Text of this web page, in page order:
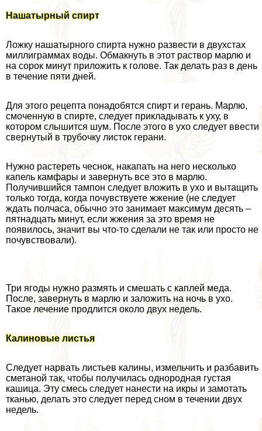
Нашатырный спирт
Ложку нашатырного спирта нужно развести в двухстах
миллиграммах воды. Обмакнуть в этот раствор марлю и
на сорок минут приложить к голове. Так делать раз в день
в течение пяти дней.
Для этого рецепта понадобятся спирт и герань. Марлю,
смоченную в спирте, следует прикладывать к уху, в
котором слышится шум. После этого в ухо следует ввести
свернутый в трубочку листок герани.
Нужно растереть чеснок, накапать на него несколько
капель камфары и завернуть все это в марлю.
Получившийся тампон следует вложить в ухо и вытащить
только тогда, когда почувствуете жжение (не следует
ждать полчаса, обычно это занимает максимум десять –
пятнадцать минут, если жжения за это время не
появилось, значит вы что-то сделали не так или просто не
почувствовали).
Три ягоды нужно размять и смешать с каплей меда.
После, завернуть в марлю и заложить на ночь в ухо.
Такое лечение продлится около двух недель.
Калиновые листья
Следует нарвать листьев калины, измельчить и разбавить
сметаной так, чтобы получилась однородная густая
кашица. Эту смесь следует нанести на икры и замотать
тканью, делать это следует перед сном в течении двух
недель.